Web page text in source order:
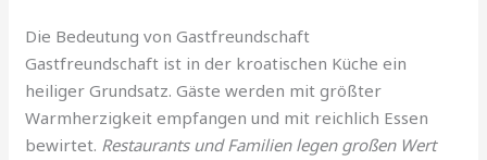
Die Bedeutung von Gastfreundschaft
Gastfreundschaft ist in der kroatischen Küche ein
heiliger Grundsatz. Gäste werden mit größter
Warmherzigkeit empfangen und mit reichlich Essen
bewirtet. Restaurants und Familien legen großen Wert